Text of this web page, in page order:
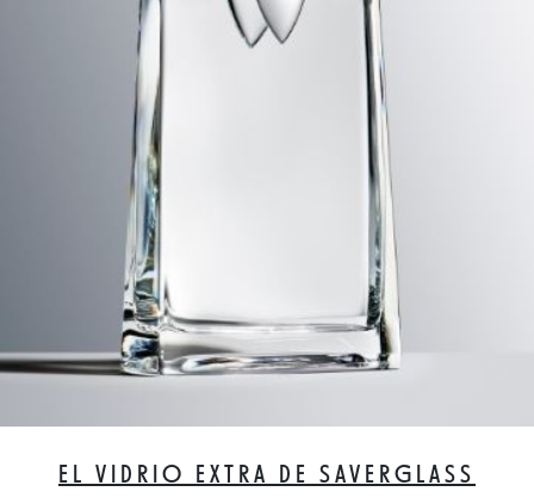
EL VIDRIO EXTRA DE SAVERGLASS